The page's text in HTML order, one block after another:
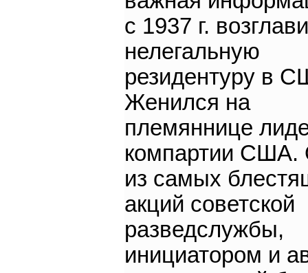
с 1937 г.
нелегальную
резидентуру в
Женился на
племяннице
компартии США.
из самых
акций советской
разведслужбы,
инициатором и